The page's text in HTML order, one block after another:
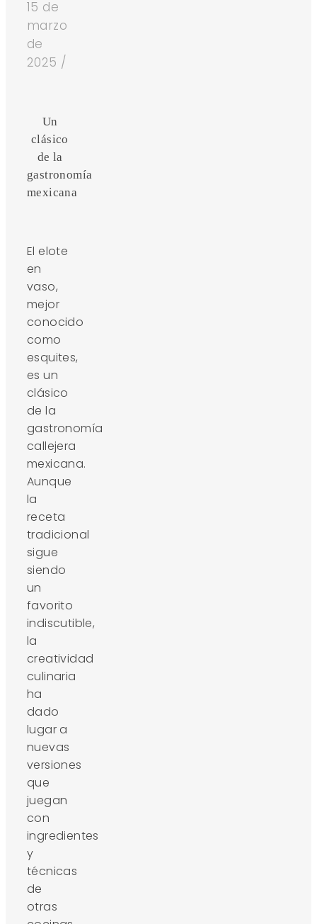
15 de
marzo
de
2025 /
Un
clásico
de la
gastronomía
mexicana
El elote
en
vaso,
mejor
conocido
como
esquites,
es un
clásico
de la
gastronomía
callejera
mexicana.
Aunque
la
receta
tradicional
sigue
siendo
un
favorito
indiscutible,
la
creatividad
culinaria
ha
dado
lugar a
nuevas
versiones
que
juegan
con
ingredientes
y
técnicas
de
otras